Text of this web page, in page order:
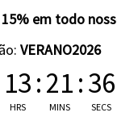
em todo
VERANO2026
13
HRS
:21
MINS
:35
SECS